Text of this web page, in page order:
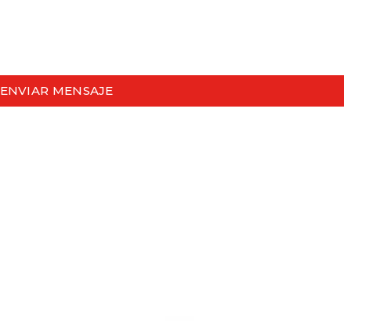
ENVIAR MENSAJE